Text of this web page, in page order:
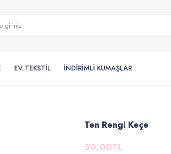
EV TEKSTİL İNDİRİMLİ KUMAŞLAR
Ten Rengi Keçe
50,00TL